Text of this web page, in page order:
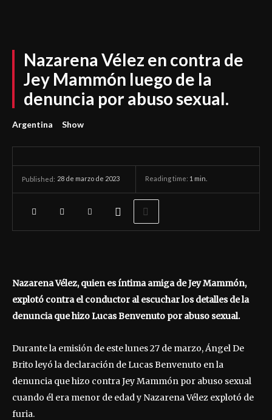
Nazarena Vélez en contra de
Jey Mammón luego de la
denuncia por abuso sexual.
Argentina Show
Published: 28 de marzo de 2023 Reading time: 1 min.
Nazarena Vélez, quien es íntima amiga de Jey Mammón,
explotó contra el conductor al escuchar los detalles de la
denuncia que hizo Lucas Benvenuto por abuso sexual.
Durante la emisión de este lunes 27 de marzo, Ángel De
Brito leyó la declaración de Lucas Benvenuto en la
denuncia que hizo contra Jey Mammón por abuso sexual
cuando él era menor de edad y Nazarena Vélez explotó de
furia.